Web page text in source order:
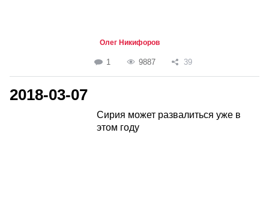
Олег Никифоров
1 9887 39
2018-03-07
Сирия может развалиться уже в
этом году